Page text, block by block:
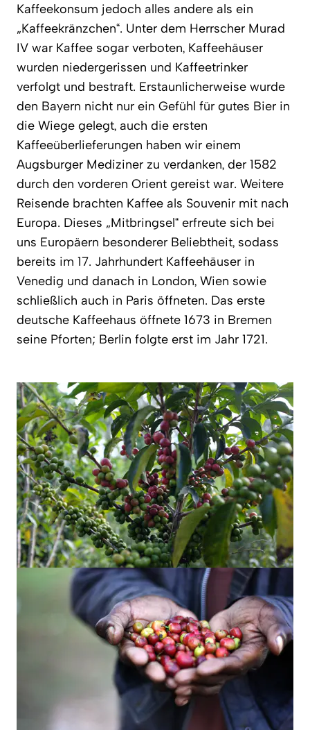
Kaffeekonsum jedoch alles andere als ein
„Kaffeekränzchen“. Unter dem Herrscher Murad
IV war Kaffee sogar verboten, Kaffeehäuser
wurden niedergerissen und Kaffeetrinker
verfolgt und bestraft. Erstaunlicherweise wurde
den Bayern nicht nur ein Gefühl für gutes Bier in
die Wiege gelegt, auch die ersten
Kaffeeüberlieferungen haben wir einem
Augsburger Mediziner zu verdanken, der 1582
durch den vorderen Orient gereist war. Weitere
Reisende brachten Kaffee als Souvenir mit nach
Europa. Dieses „Mitbringsel“ erfreute sich bei
uns Europäern besonderer Beliebtheit, sodass
bereits im 17. Jahrhundert Kaffeehäuser in
Venedig und danach in London, Wien sowie
schließlich auch in Paris öffneten. Das erste
deutsche Kaffeehaus öffnete 1673 in Bremen
seine Pforten; Berlin folgte erst im Jahr 1721.